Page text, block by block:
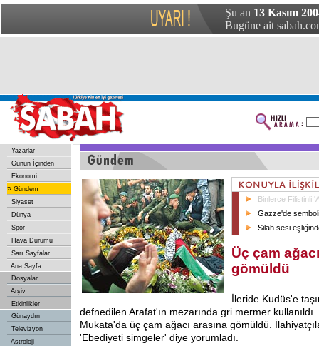
Şu an 13 Kasım
Bugüne ait
Yazarlar
Günün İçinden
Ekonomi
» Gündem
Siyaset
Dünya
Spor
Hava Durumu
Sarı Sayfalar
Ana Sayfa
Dosyalar
Arşiv
Etkinlikler
Günaydın
Televizyon
Astroloji
Binlerce Filistinli
Gazze'de
Silah sesi
Üç çam
gömüldü
İleride Kudüs'e
defnedilen Arafat'ın mezarında gri mermer
Mukata'da üç çam ağacı arasına gömüldü.
'Ebediyeti simgeler' diye yorumladı.